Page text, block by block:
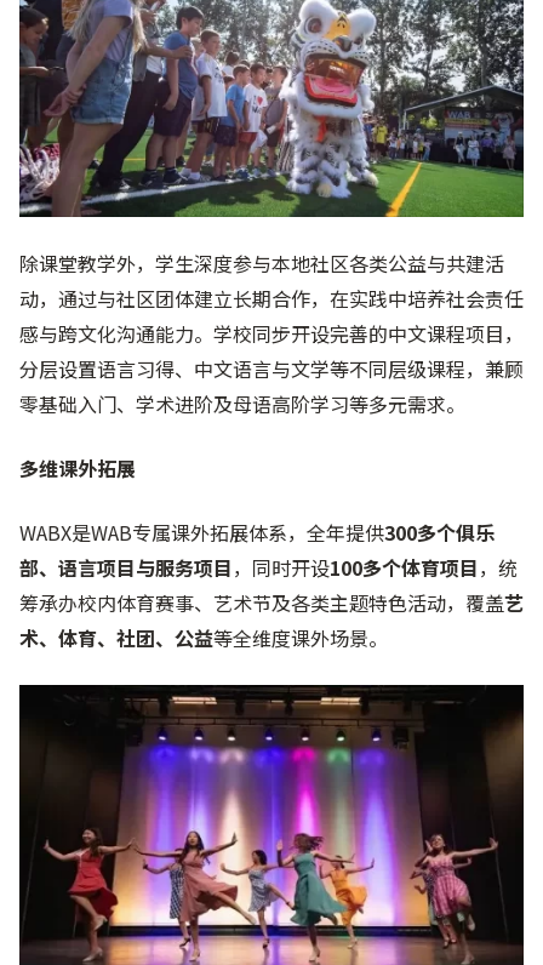
除课堂教学外，学生深度参与本地社区各类公益与共建活
动，通过与社区团体建立长期合作，在实践中培养社会责任
感与跨文化沟通能力。学校同步开设完善的中文课程项目，
分层设置语言习得、中文语言与文学等不同层级课程，兼顾
零基础入门、学术进阶及母语高阶学习等多元需求。
多维课外拓展
WABX是WAB专属课外拓展体系，全年提供300多个俱乐
部、语言项目与服务项目，同时开设100多个体育项目，统
筹承办校内体育赛事、艺术节及各类主题特色活动，覆盖艺
术、体育、社团、公益等全维度课外场景。